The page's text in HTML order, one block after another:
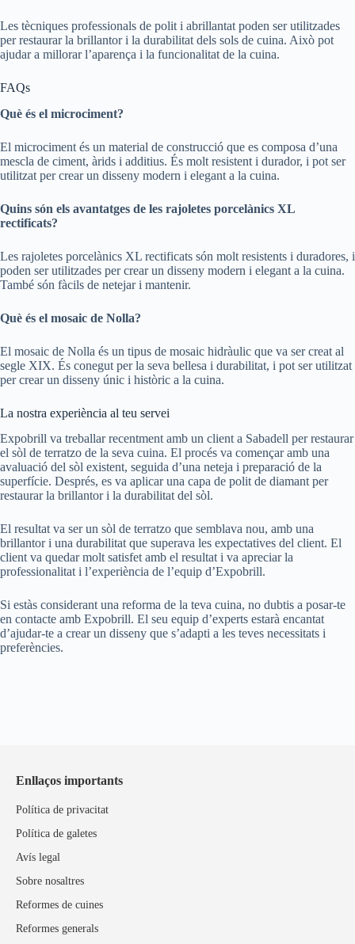
Les tècniques professionals de polit i abrillantat poden ser utilitzades
per restaurar la brillantor i la durabilitat dels sols de cuina. Això pot
ajudar a millorar l’aparença i la funcionalitat de la cuina.
FAQs
Què és el microciment?
El microciment és un material de construcció que es composa d’una
mescla de ciment, àrids i additius. És molt resistent i durador, i pot ser
utilitzat per crear un disseny modern i elegant a la cuina.
Quins són els avantatges de les rajoletes porcelànics XL
rectificats?
Les rajoletes porcelànics XL rectificats són molt resistents i duradores, i
poden ser utilitzades per crear un disseny modern i elegant a la cuina.
També són fàcils de netejar i mantenir.
Què és el mosaic de Nolla?
El mosaic de Nolla és un tipus de mosaic hidràulic que va ser creat al
segle XIX. És conegut per la seva bellesa i durabilitat, i pot ser utilitzat
per crear un disseny únic i històric a la cuina.
La nostra experiència al teu servei
Expobrill va treballar recentment amb un client a Sabadell per restaurar
el sòl de terratzo de la seva cuina. El procés va començar amb una
avaluació del sòl existent, seguida d’una neteja i preparació de la
superfície. Després, es va aplicar una capa de polit de diamant per
restaurar la brillantor i la durabilitat del sòl.
El resultat va ser un sòl de terratzo que semblava nou, amb una
brillantor i una durabilitat que superava les expectatives del client. El
client va quedar molt satisfet amb el resultat i va apreciar la
professionalitat i l’experiència de l’equip d’Expobrill.
Si estàs considerant una reforma de la teva cuina, no dubtis a posar-te
en contacte amb Expobrill. El seu equip d’experts estarà encantat
d’ajudar-te a crear un disseny que s’adapti a les teves necessitats i
preferències.
Enllaços importants
Política de privacitat
Política de galetes
Avís legal
Sobre nosaltres
Reformes de cuines
Reformes generals